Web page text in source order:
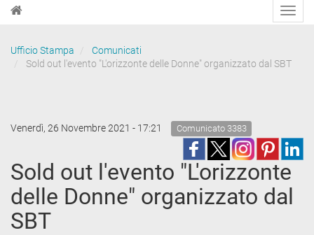
Ufficio Stampa
Comunicati
Sold out l'evento "L'orizzonte delle Donne" organizzato dal SBT
Venerdì, 26 Novembre 2021 - 17:21 Comunicato 3383
Sold out l'evento "L'orizzonte
delle Donne" organizzato dal
SBT